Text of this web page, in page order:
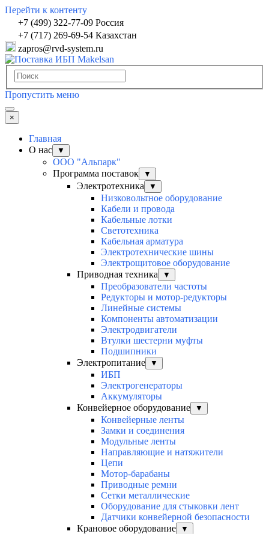
Перейти к контенту
+7 (499) 322-77-09 Россия
+7 (717) 269-69-54 Казахстан
zapros@rvd-system.ru
Пропустить меню
×
Главная
О нас
▼
ООО "Альпарк"
Программа поставок
▼
Электротехника ▼
Низковольтное оборудование
Кабели и провода
Кабельные лотки
Светотехника
Кабельная арматура
Электротехнические шины
Электрощитовое оборудование
Приводная техника
▼
Преобразователи частоты
Редукторы и мотор-редукторы
Линейные системы
Компоненты автоматизации
Электродвигатели
Втулки шестерни муфты
Подшипники
Электропитание
▼
ИБП
Электрогенераторы
Аккумуляторы
Конвейерное оборудование
▼
Конвейерные ленты
Замки и соединения
Модульные ленты
Направляющие и натяжители
Цепи
Мотор-барабаны
Приводные ремни
Сетки металлические
Оборудование для стыковки лент
Датчики конвейерной безопасности
Крановое оборудование
▼